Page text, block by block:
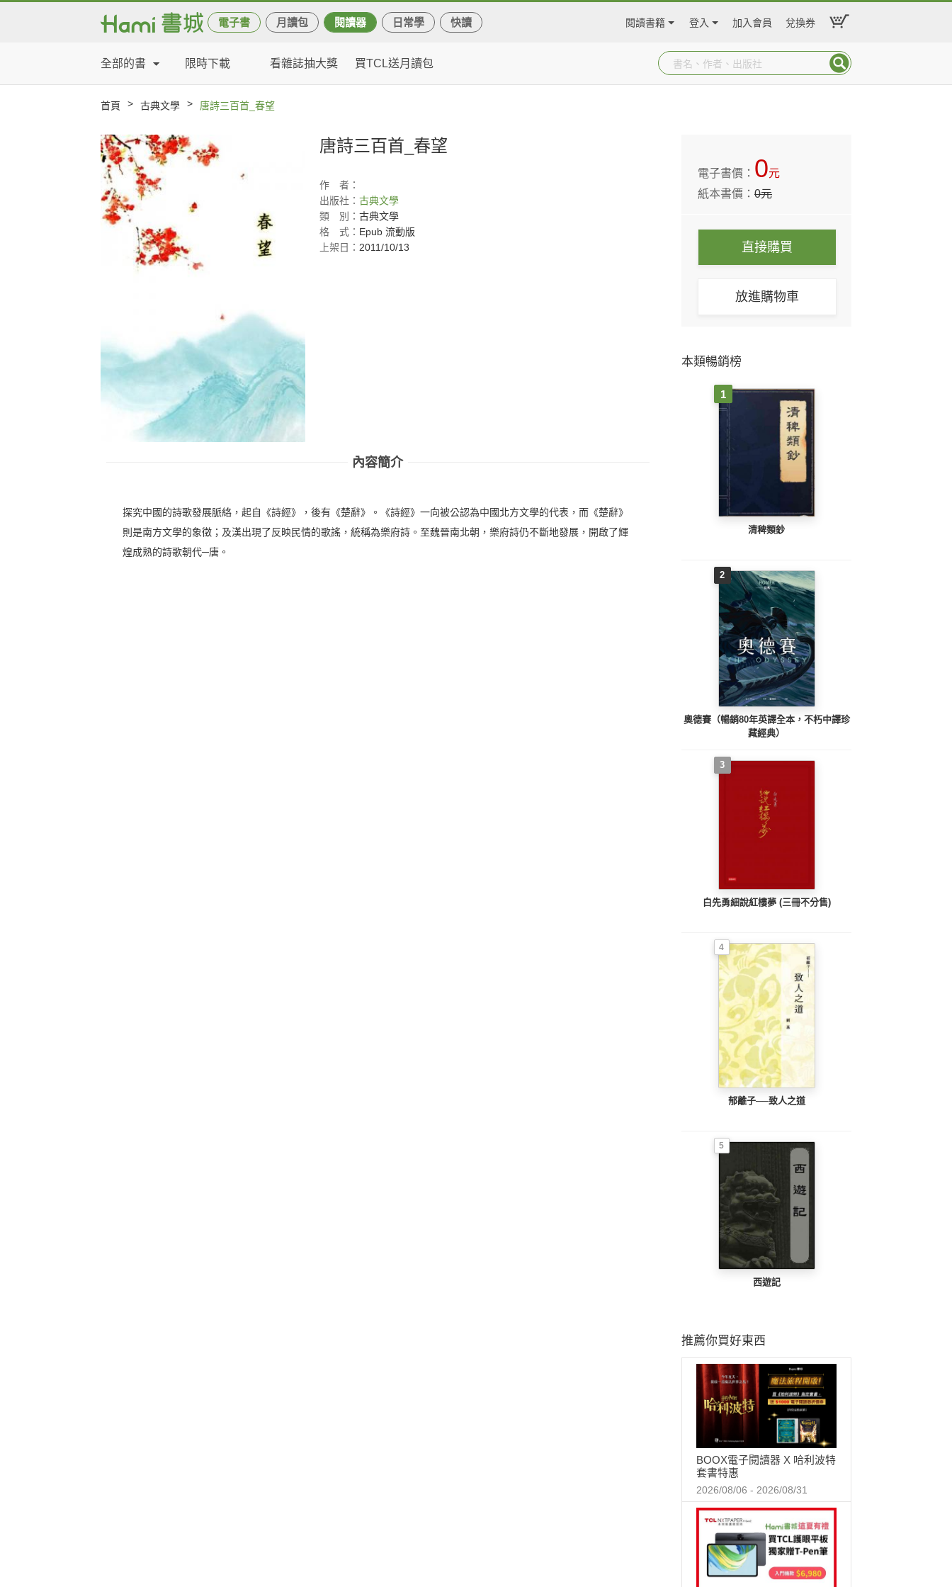
電子書 月讀包 閱讀器 日常學 快讀 閱讀書籍 登入 加入會員 兌換券
全部的書 限時下載 看雜誌抽大獎 買TCL送月讀包
首頁 > 古典文學 > 唐詩三百首_春望
唐詩三百首_春望
作
者：
出版社： 古典文學
類
別： 古典文學
格
式： Epub 流動版
上架日： 2011/10/13
內容簡介
探究中國的詩歌發展脈絡，起自《詩經》，後有《楚辭》。《詩經》一向被公認為中國北方文學的代表，而《楚辭》
則是南方文學的象徵；及漢出現了反映民情的歌謠，統稱為樂府詩。至魏晉南北朝，樂府詩仍不斷地發展，開啟了輝
煌成熟的詩歌朝代─唐。
電子書價： 0元
紙本書價：0元
直接購買
放進購物車
本類暢銷榜
1
清稗類鈔
2
奧德賽（暢銷80年英譯全本，不朽中譯珍
藏經典）
3
白先勇細說紅樓夢 (三冊不分售)
4
郁離子──致人之道
5
西遊記
推薦你買好東西
BOOX電子閱讀器 X 哈利波特
套書特惠
2026/08/06 - 2026/08/31